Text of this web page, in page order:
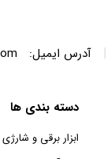
| آدرس ایمیل:
دسته بندی ها
ابزار برقی و شارژی